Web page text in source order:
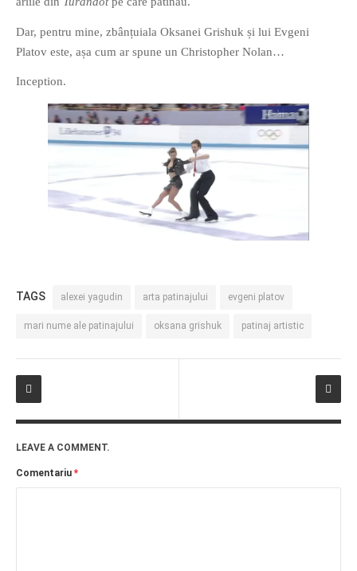
Dar, pentru mine, zbânțuiala Oksanei Grishuk și lui Evgeni
Platov este, așa cum ar spune un Christopher Nolan…
Inception.
TAGS alexei yagudin arta patinajului evgeni platov
mari nume ale patinajului oksana grishuk patinaj artistic
LEAVE A COMMENT.
Comentariu *